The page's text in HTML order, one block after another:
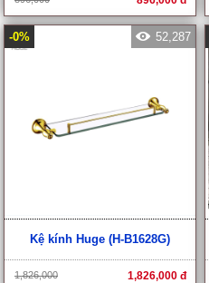
-0% 52,287
Kệ kính Huge (H-B1628G)
1,826,000 1,826,000 đ